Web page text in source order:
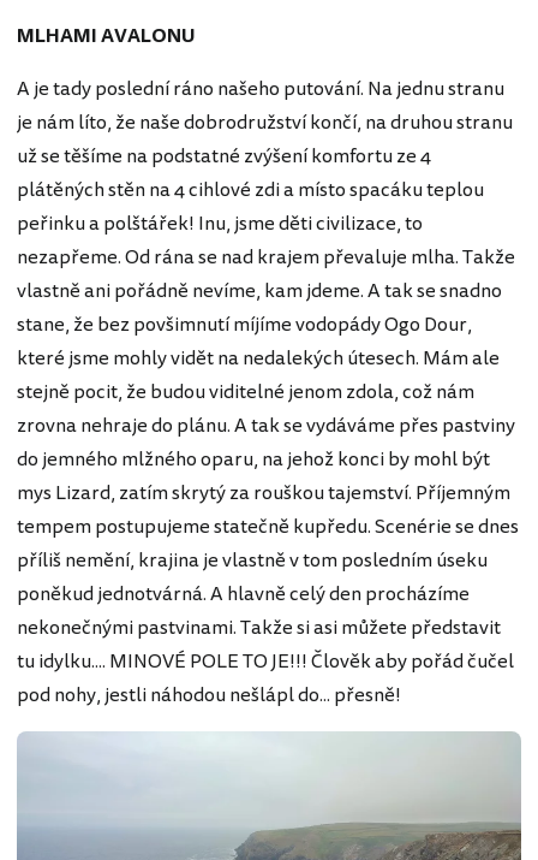
MLHAMI AVALONU
A je tady poslední ráno našeho putování. Na jednu stranu
je nám líto, že naše dobrodružství končí, na druhou stranu
už se těšíme na podstatné zvýšení komfortu ze 4
plátěných stěn na 4 cihlové zdi a místo spacáku teplou
peřinku a polštářek! Inu, jsme děti civilizace, to
nezapřeme. Od rána se nad krajem převaluje mlha. Takže
vlastně ani pořádně nevíme, kam jdeme. A tak se snadno
stane, že bez povšimnutí míjíme vodopády Ogo Dour,
které jsme mohly vidět na nedalekých útesech. Mám ale
stejně pocit, že budou viditelné jenom zdola, což nám
zrovna nehraje do plánu. A tak se vydáváme přes pastviny
do jemného mlžného oparu, na jehož konci by mohl být
mys Lizard, zatím skrytý za rouškou tajemství. Příjemným
tempem postupujeme statečně kupředu. Scenérie se dnes
příliš nemění, krajina je vlastně v tom posledním úseku
poněkud jednotvárná. A hlavně celý den procházíme
nekonečnými pastvinami. Takže si asi můžete představit
tu idylku.... MINOVÉ POLE TO JE!!! Člověk aby pořád čučel
pod nohy, jestli náhodou nešlápl do... přesně!